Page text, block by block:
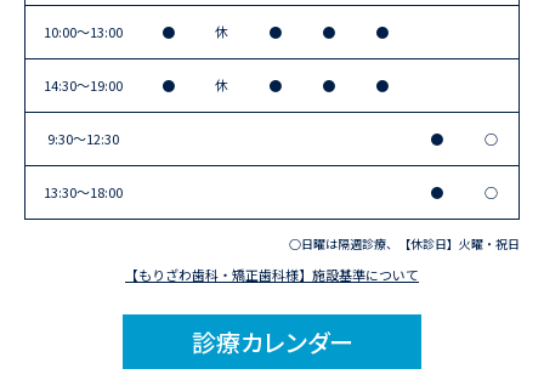
10:00〜13:00 ● 休 ● ● ●
14:30〜19:00 ● 休 ● ● ●
9:30〜12:30 ● ○
13:30〜18:00 ● ○
○日曜は隔週診療、【休診日】火曜・祝日
【もりざわ歯科・矯正歯科様】施設基準について
診療カレンダー